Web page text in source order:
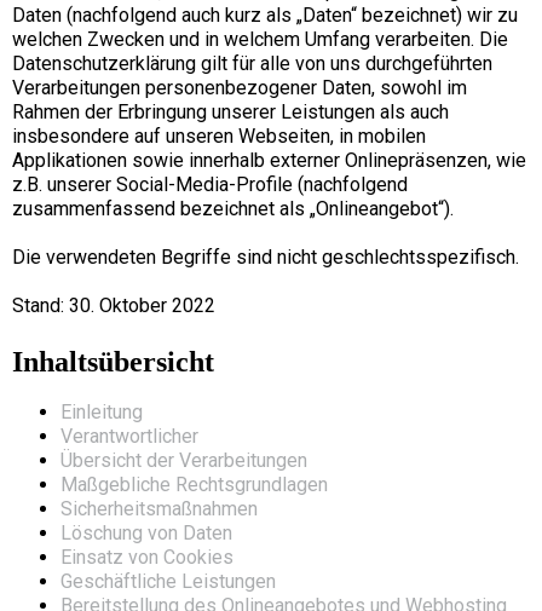
Daten (nachfolgend auch kurz als „Daten“ bezeichnet) wir zu
welchen Zwecken und in welchem Umfang verarbeiten. Die
Datenschutzerklärung gilt für alle von uns durchgeführten
Verarbeitungen personenbezogener Daten, sowohl im
Rahmen der Erbringung unserer Leistungen als auch
insbesondere auf unseren Webseiten, in mobilen
Applikationen sowie innerhalb externer Onlinepräsenzen, wie
z.B. unserer Social-Media-Profile (nachfolgend
zusammenfassend bezeichnet als „Onlineangebot“).
Die verwendeten Begriffe sind nicht geschlechtsspezifisch.
Stand: 30. Oktober 2022
Inhaltsübersicht
Einleitung
Verantwortlicher
Übersicht der Verarbeitungen
Maßgebliche Rechtsgrundlagen
Sicherheitsmaßnahmen
Löschung von Daten
Einsatz von Cookies
Geschäftliche Leistungen
Bereitstellung des Onlineangebotes und Webhosting